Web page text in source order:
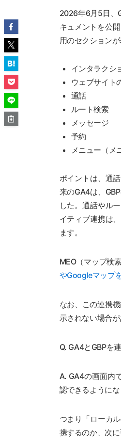
2026年6月5日、
キュメントを公
用のセクション
インタラクシ
ウェブサイト
通話
ルート検索
メッセージ
予約
メニュー（メ
ポイントは、通
来のGA4は、
した。通話やル
イティブ連携は
ます。
MEO（マップ検
やGoogleマップ
なお、この連携
示されない場合
Q. GA4とGBPを
A. GA4の画面内
認できるように
つまり「ローカ
携するのか、次に